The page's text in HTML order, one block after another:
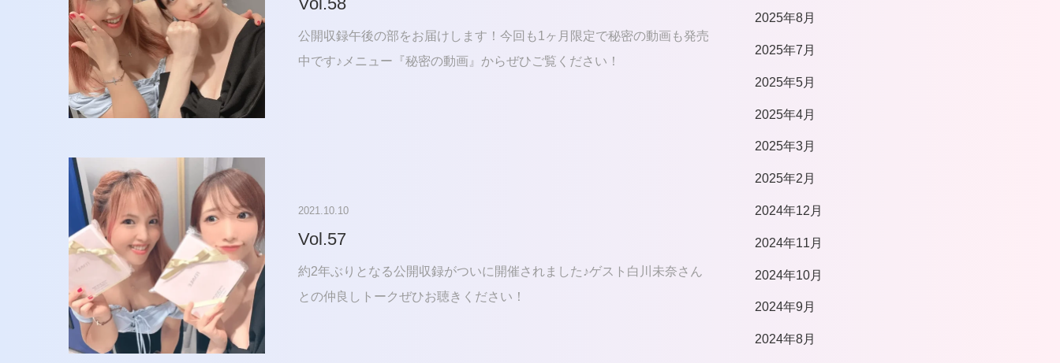
公開収録午後の部をお届けします！今回も1ヶ月限定で秘密の動画も発売
中です♪メニュー『秘密の動画』からぜひご覧ください！
2021.10.10
Vol.57
約2年ぶりとなる公開収録がついに開催されました♪ゲスト白川未奈さん
との仲良しトークぜひお聴きください！
2025年8月
2025年7月
2025年5月
2025年4月
2025年3月
2025年2月
2024年12月
2024年11月
2024年10月
2024年9月
2024年8月